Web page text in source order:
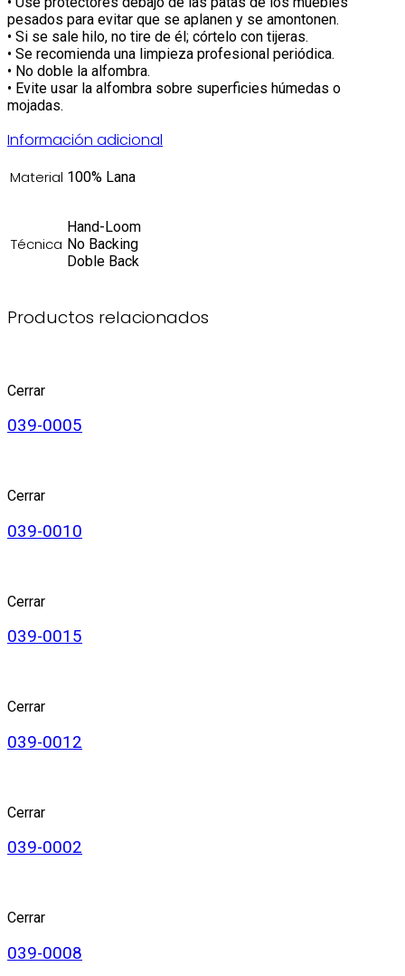
pesados ​​para evitar que se aplanen y se amontonen.
•⁠ ⁠Si se sale hilo, no tire de él; córtelo con tijeras.
•⁠ ⁠Se recomienda una limpieza profesional periódica.
•⁠ ⁠No doble la alfombra.
•⁠ ⁠Evite usar la alfombra sobre superficies húmedas o
mojadas.
Información adicional
Material 100% Lana
Técnica
Hand-Loom
No Backing
Doble Back
Productos relacionados
Cerrar
039-0005
Cerrar
039-0010
Cerrar
039-0015
Cerrar
039-0012
Cerrar
039-0002
Cerrar
039-0008